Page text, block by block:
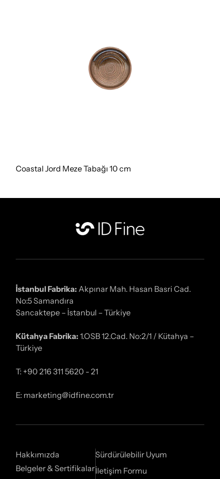
Coastal Jord Meze Tabağı 10 cm
İstanbul Fabrika: Akpınar Mah. Hasan Basri Cad.
No:5 Samandıra
Sancaktepe – İstanbul – Türkiye
Kütahya Fabrika: 1.OSB 12.Cad. No:2/1 / Kütahya –
Türkiye
T: +90 216 311 5620 - 21
E: marketing@idfine.com.tr
Hakkımızda
Belgeler & Sertifikalar
Sürdürülebilir Uyum
İletişim Formu